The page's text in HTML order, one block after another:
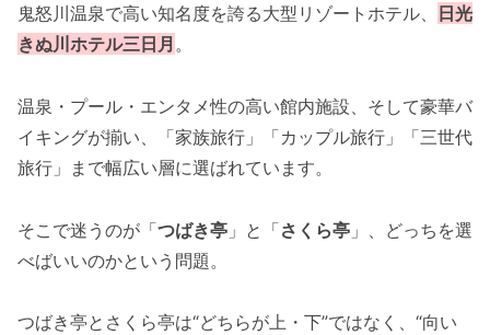
鬼怒川温泉で高い知名度を誇る大型リゾートホテル、 日光
きぬ川ホテル三日月 。
温泉・プール・エンタメ性の高い館内施設、そして豪華バ
イキングが揃い、「家族旅行」「カップル旅行」「三世代
旅行」まで幅広い層に選ばれています。
そこで迷うのが「つばき亭 」と「さくら亭 」、どっちを選
べばいいのかという問題。
つばき亭とさくら亭は“どちらが上・下”ではなく、“向い